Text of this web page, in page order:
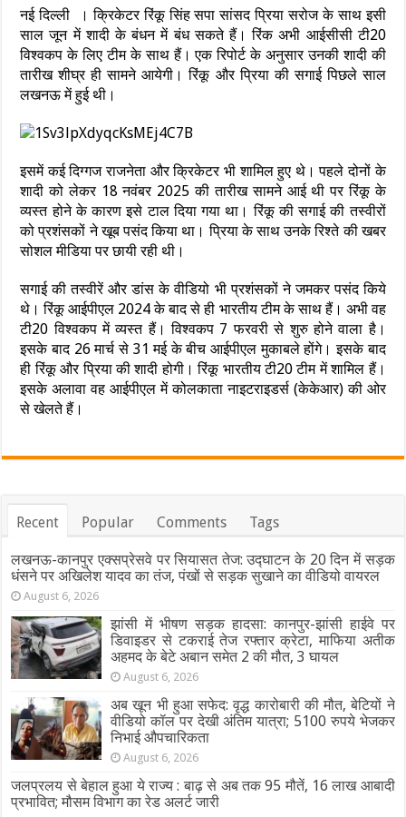
नई दिल्ली । क्रिकेटर रिंकू सिंह सपा सांसद प्रिया सरोज के साथ इसी
साल जून में शादी के बंधन में बंध सकते हैं। रिंक अभी आईसीसी टी20
विश्वकप के लिए टीम के साथ हैं। एक रिपोर्ट के अनुसार उनकी शादी की
तारीख शीघ्र ही सामने आयेगी। रिंकू और प्रिया की सगाई पिछले साल
लखनऊ में हुई थी।
इसमें कई दिग्गज राजनेता और क्रिकेटर भी शामिल हुए थे। पहले दोनों के
शादी को लेकर 18 नवंबर 2025 की तारीख सामने आई थी पर रिंकू के
व्यस्त होने के कारण इसे टाल दिया गया था। रिंकू की सगाई की तस्वीरों
को प्रशंसकों ने खूब पसंद किया था। प्रिया के साथ उनके रिश्ते की खबर
सोशल मीडिया पर छायी रही थी।
सगाई की तस्वीरें और डांस के वीडियो भी प्रशंसकों ने जमकर पसंद किये
थे। रिंकू आईपीएल 2024 के बाद से ही भारतीय टीम के साथ हैं। अभी वह
टी20 विश्वकप में व्यस्त हैं। विश्वकप 7 फरवरी से शुरु होने वाला है।
इसके बाद 26 मार्च से 31 मई के बीच आईपीएल मुकाबले होंगे। इसके बाद
ही रिंकू और प्रिया की शादी होगी। रिंकू भारतीय टी20 टीम में शामिल हैं।
इसके अलावा वह आईपीएल में कोलकाता नाइटराइडर्स (केकेआर) की ओर
से खेलते हैं।
Recent Popular Comments Tags
लखनऊ-कानपुर एक्सप्रेसवे पर सियासत तेज: उद्घाटन के 20 दिन में सड़क
धंसने पर अखिलेश यादव का तंज, पंखों से सड़क सुखाने का वीडियो वायरल
August 6, 2026
झांसी में भीषण सड़क हादसा: कानपुर-झांसी हाईवे पर
डिवाइडर से टकराई तेज रफ्तार क्रेटा, माफिया अतीक
अहमद के बेटे अबान समेत 2 की मौत, 3 घायल
August 6, 2026
अब खून भी हुआ सफेद: वृद्ध कारोबारी की मौत, बेटियों ने
वीडियो कॉल पर देखी अंतिम यात्रा; 5100 रुपये भेजकर
निभाई औपचारिकता
August 6, 2026
जलप्रलय से बेहाल हुआ ये राज्य : बाढ़ से अब तक 95 मौतें, 16 लाख आबादी
प्रभावित; मौसम विभाग का रेड अलर्ट जारी